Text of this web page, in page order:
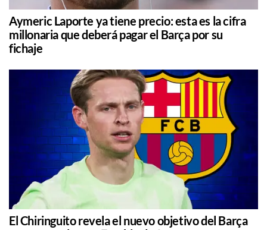
Aymeric Laporte ya tiene precio: esta es la cifra
millonaria que deberá pagar el Barça por su
fichaje
El Chiringuito revela el nuevo objetivo del Barça